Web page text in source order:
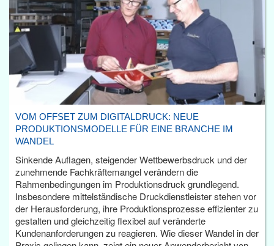
VOM OFFSET ZUM DIGITALDRUCK: NEUE
PRODUKTIONSMODELLE FÜR EINE BRANCHE IM
WANDEL
Sinkende Auflagen, steigender Wettbewerbsdruck und der
zunehmende Fachkräftemangel verändern die
Rahmenbedingungen im Produktionsdruck grundlegend.
Insbesondere mittelständische Druckdienstleister stehen vor
der Herausforderung, ihre Produktionsprozesse effizienter zu
gestalten und gleichzeitig flexibel auf veränderte
Kundenanforderungen zu reagieren. Wie dieser Wandel in der